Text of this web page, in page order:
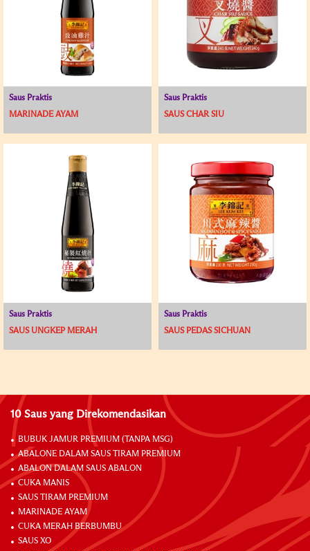
Saus Praktis
MARINADE AYAM
Saus Praktis
SAUS CHAR SIU
Saus Praktis
SAUS UNGKEP MERAH
Saus Praktis
SAUS PEDAS SICHUAN
10 Saus yang Direkomendasikan
BUBUK JAMUR PREMIUM (TANPA MSG)
ABALONE DALAM SAUS TIRAM PREMIUM
ABALON DALAM SAUS ABALON
CUKA MANIS
SAUS TIRAM PREMIUM
MARINADE AYAM
CUKA MERAH BERBUMBU
SAUS XO